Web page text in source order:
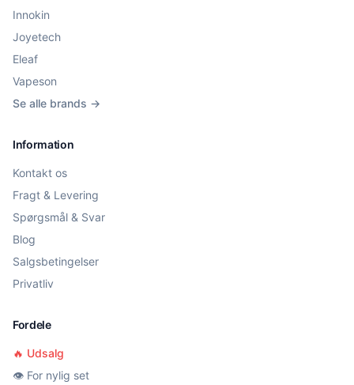
Innokin
Joyetech
Eleaf
Vapeson
Se alle brands →
Information
Kontakt os
Fragt & Levering
Spørgsmål & Svar
Blog
Salgsbetingelser
Privatliv
Fordele
🔥 Udsalg
👁️ For nylig set